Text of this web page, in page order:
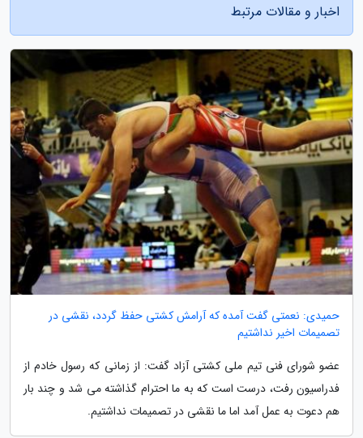
اخبار و مقالات مرتبط
حمیدی: نعمتی گفت آمده که آرامش کشتی حفظ گردد، نقشی در
تصمیمات اخیر نداشتیم
عضو شورای فنی تیم ملی کشتی آزاد گفت: از زمانی که رسول خادم از
فدراسیون رفت، درست است که به ما احترام گذاشته می شد و چند بار
هم دعوت به عمل آمد اما ما نقشی در تصمیمات نداشتیم.